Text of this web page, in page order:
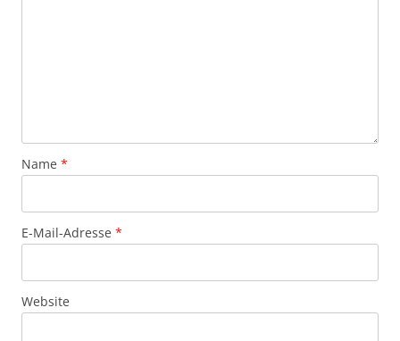
Name *
E-Mail-Adresse *
Website